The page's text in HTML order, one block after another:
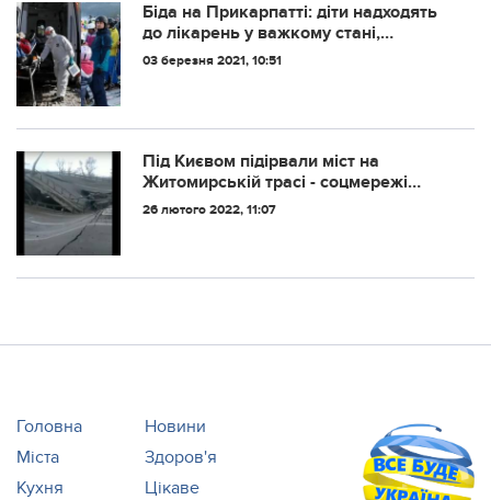
Біда на Прикарпатті: діти надходять
до лікарень у важкому стані,
реанімацій не вистачає
03 березня 2021, 10:51
Під Києвом підірвали міст на
Житомирській трасі - соцмережі
(відео)
26 лютого 2022, 11:07
Головна
Новини
Міста
Здоров'я
Кухня
Цікаве